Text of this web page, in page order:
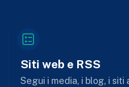
Siti web e RSS
Segui i media, i blog, i siti